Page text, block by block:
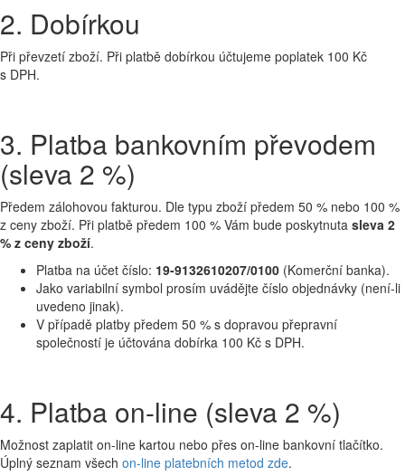
2. Dobírkou
Při převzetí zboží. Při platbě dobírkou účtujeme poplatek 100 Kč
s DPH.
3. Platba bankovním převodem
(sleva 2 %)
Předem zálohovou fakturou. Dle typu zboží předem 50 % nebo 100 %
z ceny zboží. Při platbě předem 100 % Vám bude poskytnuta sleva 2
% z ceny zboží.
Platba na účet číslo: 19-9132610207/0100 (Komerční banka).
Jako variabilní symbol prosím uvádějte číslo objednávky (není-li
uvedeno jinak).
V případě platby předem 50 % s dopravou přepravní
společností je účtována dobírka 100 Kč s DPH.
4. Platba on-line (sleva 2 %)
Možnost zaplatit on-line kartou nebo přes on-line bankovní tlačítko.
Úplný seznam všech on-line platebních metod zde.